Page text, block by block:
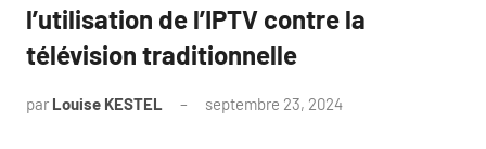
l’utilisation de l’IPTV contre la
télévision traditionnelle
par Louise KESTEL septembre 23, 2024